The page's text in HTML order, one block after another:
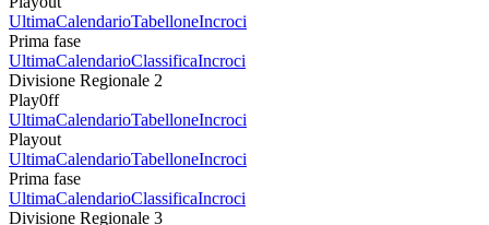
UltimaCalendarioTabelloneIncroci
Prima fase
UltimaCalendarioClassificaIncroci
Divisione Regionale 2
Play0ff
UltimaCalendarioTabelloneIncroci
Playout
UltimaCalendarioTabelloneIncroci
Prima fase
UltimaCalendarioClassificaIncroci
Divisione Regionale 3